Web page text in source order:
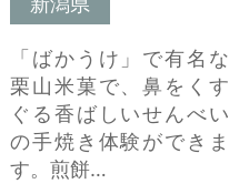
「ばかうけ」で有名な
栗山米菓で、鼻をくす
ぐる香ばしいせんべい
の手焼き体験ができま
す。煎餅…